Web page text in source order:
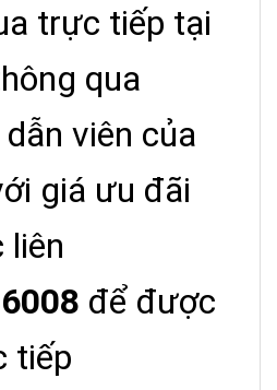
trực tiếp tại
qua
viên của
giá ưu đãi
liên
để được
tiếp